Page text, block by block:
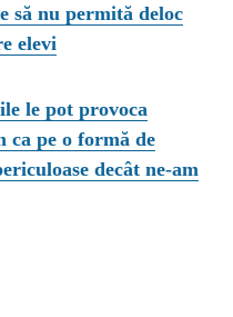
să nu permită deloc
elevi
le pot provoca
ca pe o formă de
decât ne-am